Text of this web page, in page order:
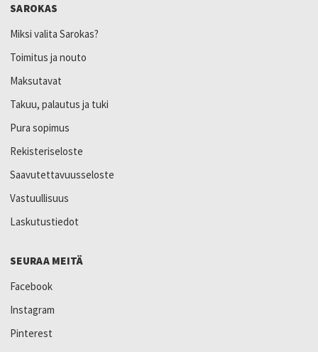
SAROKAS
Miksi valita Sarokas?
Toimitus ja nouto
Maksutavat
Takuu, palautus ja tuki
Pura sopimus
Rekisteriseloste
Saavutettavuusseloste
Vastuullisuus
Laskutustiedot
SEURAA MEITÄ
Facebook
Instagram
Pinterest